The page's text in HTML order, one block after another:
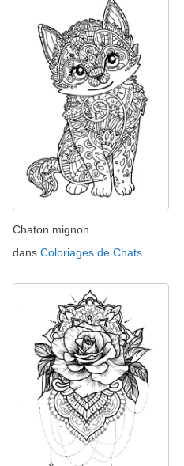
Chaton mignon
dans Coloriages de Chats